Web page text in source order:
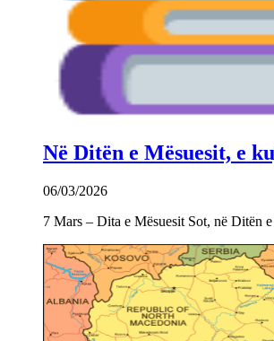
Në Ditën e Mësuesit, e
06/03/2026
7 Mars – Dita e Mësuesit Sot, në Ditën